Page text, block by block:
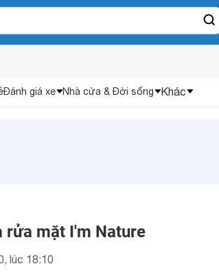
Đánh giá xe Nhà cửa & Đời sống Khác
rửa mặt I'm Nature
lúc 18:10